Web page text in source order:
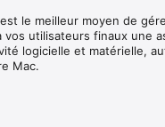
le meilleur moyen de
vos utilisateurs finaux une
logicielle et matérielle,
Mac.